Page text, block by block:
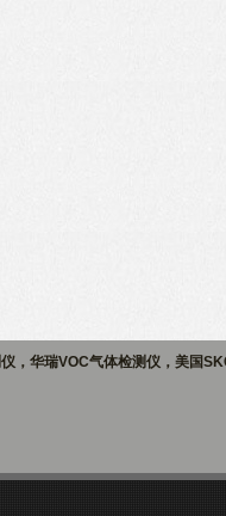
，华瑞VOC气体检测仪，美国